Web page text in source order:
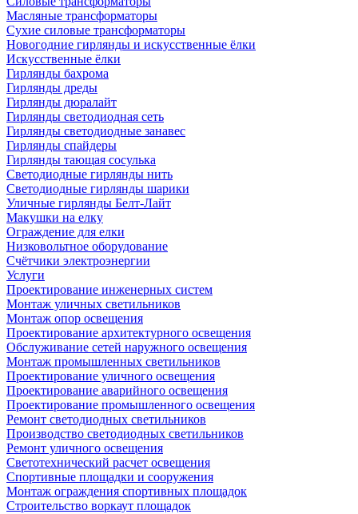
Масляные трансформаторы
Сухие силовые трансформаторы
Новогодние гирлянды и искусственные ёлки
Искусственные ёлки
Гирлянды бахрома
Гирлянды дреды
Гирлянды дюралайт
Гирлянды светодиодная сеть
Гирлянды светодиодные занавес
Гирлянды спайдеры
Гирлянды тающая сосулька
Светодиодные гирлянды нить
Светодиодные гирлянды шарики
Уличные гирлянды Белт-Лайт
Макушки на елку
Ограждение для елки
Низковольтное оборудование
Счётчики электроэнергии
Услуги
Проектирование инженерных систем
Монтаж уличных светильников
Монтаж опор освещения
Проектирование архитектурного освещения
Обслуживание сетей наружного освещения
Монтаж промышленных светильников
Проектирование уличного освещения
Проектирование аварийного освещения
Проектирование промышленного освещения
Ремонт светодиодных светильников
Производство светодиодных светильников
Ремонт уличного освещения
Светотехнический расчет освещения
Спортивные площадки и сооружения
Монтаж ограждения спортивных площадок
Строительство воркаут площадок